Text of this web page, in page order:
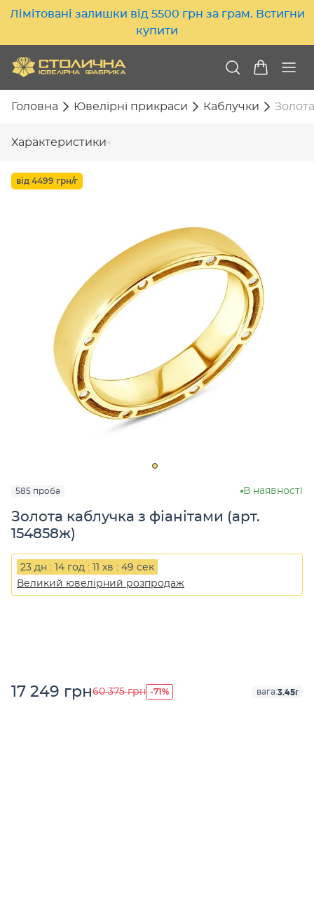
Лімітовані залишки від 5500 грн за грам. Встигни
купити
Головна Ювелірні прикраси Каблучки
Характеристики
від 4499 грн/г
585 проба В наявності
Золота каблучка з фіанітами (арт.
154858ж)
23 дн : 14 год : 11 хв : 49 сек
Великий ювелірний розпродаж
17 249 грн60 375 грн -71% вага:3.45г